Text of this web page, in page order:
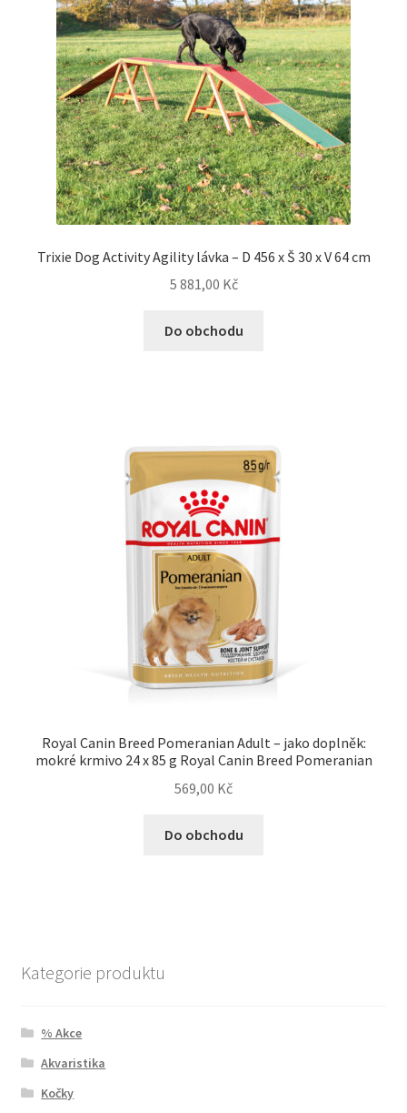
Trixie Dog Activity Agility lávka – D 456 x Š 30 x V 64 cm
5 881,00 Kč
Do obchodu
Royal Canin Breed Pomeranian Adult – jako doplněk:
mokré krmivo 24 x 85 g Royal Canin Breed Pomeranian
569,00 Kč
Do obchodu
Kategorie produktu
% Akce
Akvaristika
Kočky